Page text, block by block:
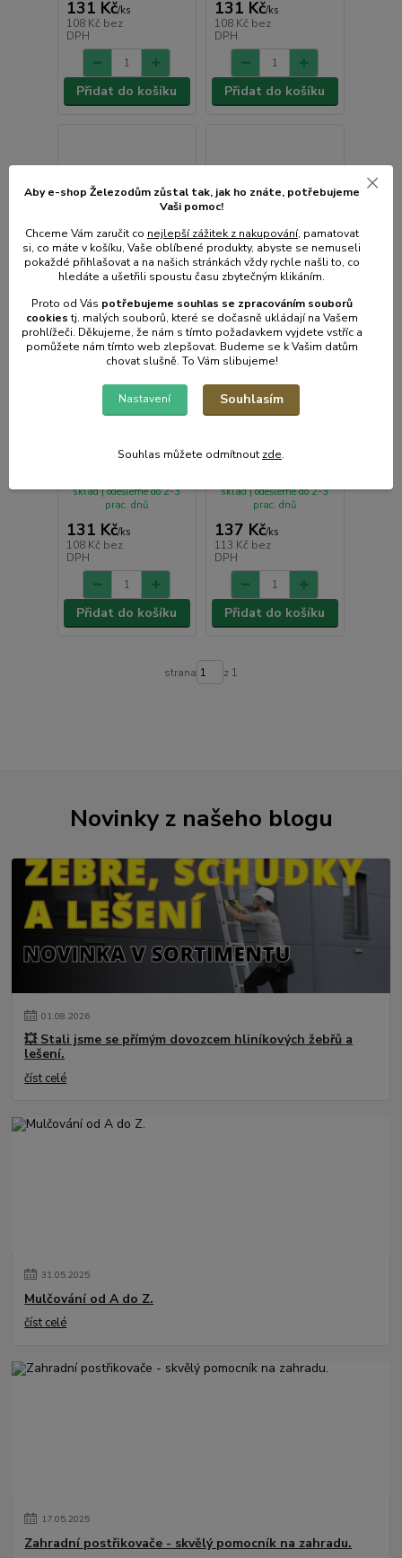
131 Kč/ks
108 Kč bez
DPH
Přidat do košíku
131 Kč/ks
108 Kč bez
DPH
Přidat do košíku
131 Kč/ks
108 Kč bez
DPH
sklad | odešleme do 2-3
prac. dnů
Přidat do košíku
137 Kč/ks
113 Kč bez
DPH
sklad | odešleme do 2-3
prac. dnů
Přidat do košíku
strana z 1
Novinky z našeho blogu
01.08.2026
💥 Stali jsme se přímým dovozcem hliníkových žebřů a
lešení.
číst celé
31.05.2025
Mulčování od A do Z.
číst celé
17.05.2025
Zahradní postřikovače - skvělý pomocník na zahradu.
Aby e-shop Železodům zůstal tak, jak ho znáte, potřebujeme
Vaši pomoc!
Chceme Vám zaručit co nejlepší zážitek z nakupování, pamatovat
si, co máte v košíku, Vaše oblíbené produkty, abyste se nemuseli
pokaždé přihlašovat a na našich stránkách vždy rychle našli to, co
hledáte a ušetřili spoustu času zbytečným klikáním.
Proto od Vás potřebujeme souhlas se zpracováním souborů
cookiestj. malých souborů, které se dočasně ukládají na Vašem
prohlížeči. Děkujeme, že nám s tímto požadavkem vyjdete vstříc a
pomůžete nám tímto web zlepšovat. Budeme se k Vašim datům
chovat slušně. To Vám slibujeme!
Nastavení Souhlasím
Souhlas můžete odmítnout zde.